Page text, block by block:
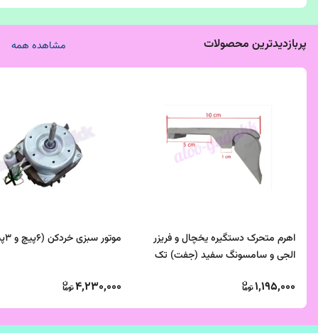
پربازدیدترین محصولات مشاهده همه
اهرم متحرک دستگیره یخچال و فریزر
الجی و سامسونگ سفید (جفت) تک
1,195,000
موتور سبزی خردکن (۶پیچ و ۳پیچ)
4,230,000